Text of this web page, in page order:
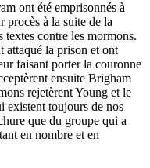
ont été emprisonnés à
procès à la suite de la
textes contre les mormons.
attaqué la prison et ont
faisant porter la couronne
ensuite Brigham
rejetèrent Young et le
existent toujours de nos
que du groupe qui a
en nombre et en